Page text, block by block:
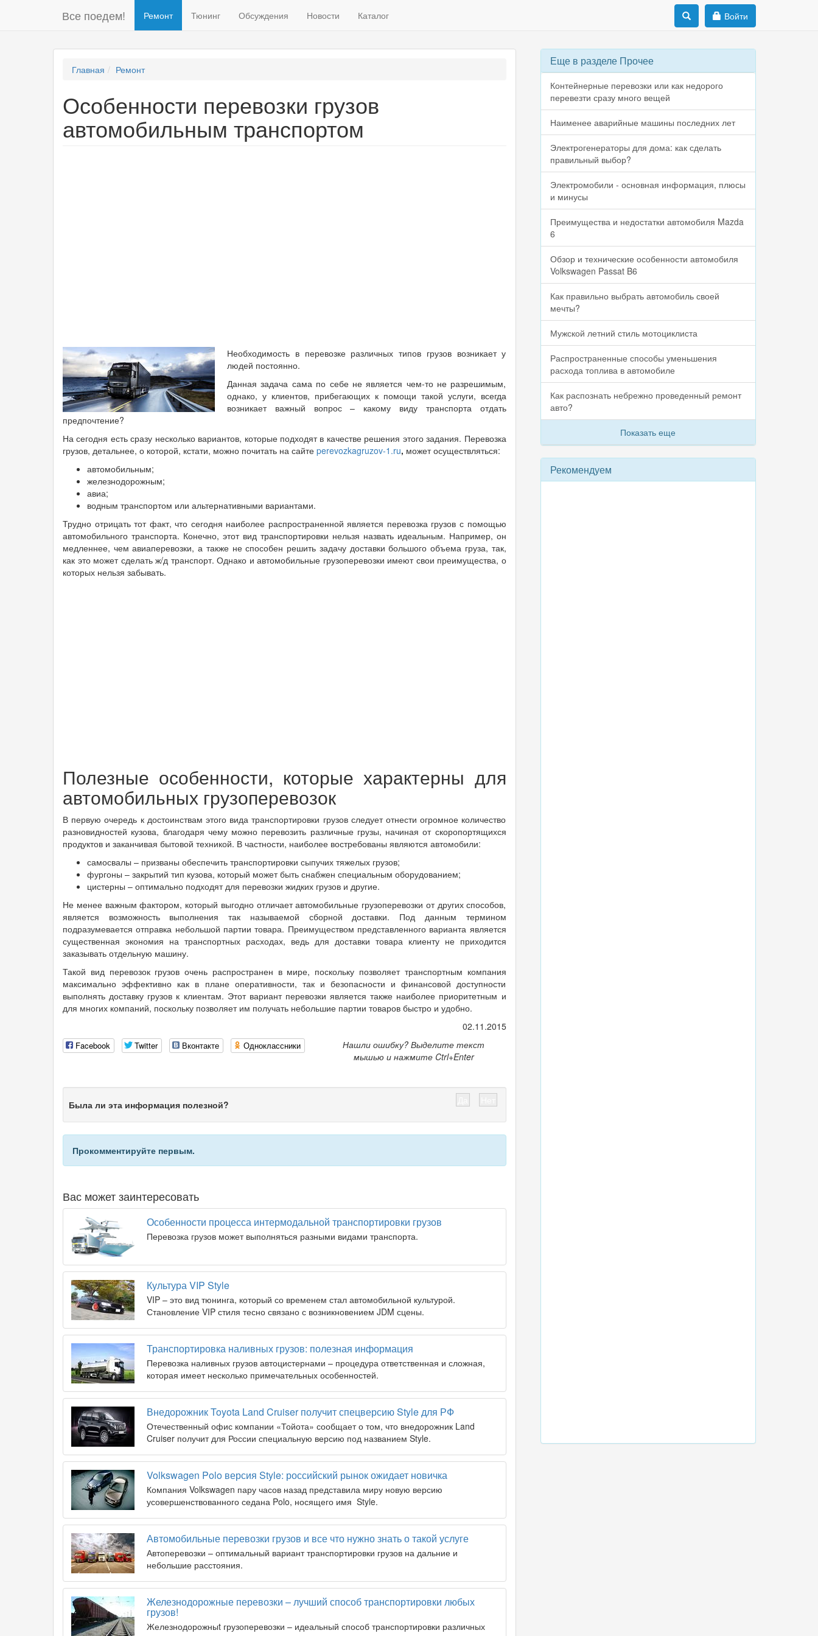
Все поедем! Ремонт Тюнинг Обсуждения Новости Каталог Войти
Главная Ремонт
Особенности перевозки грузов
автомобильным транспортом
Необходимость в перевозке различных типов грузов возникает у
людей постоянно.
Данная задача сама по себе не является чем-то не разрешимым,
однако, у клиентов, прибегающих к помощи такой услуги, всегда
возникает важный вопрос – какому виду транспорта отдать
предпочтение?
На сегодня есть сразу несколько вариантов, которые подходят в качестве решения этого задания. Перевозка
грузов, детальнее, о которой, кстати, можно почитать на сайте perevozkagruzov-1.ru, может осуществляться:
автомобильным;
железнодорожным;
авиа;
водным транспортом или альтернативными вариантами.
Трудно отрицать тот факт, что сегодня наиболее распространенной является перевозка грузов с помощью
автомобильного транспорта. Конечно, этот вид транспортировки нельзя назвать идеальным. Например, он
медленнее, чем авиаперевозки, а также не способен решить задачу доставки большого объема груза, так,
как это может сделать ж/д транспорт. Однако и автомобильные грузоперевозки имеют свои преимущества, о
которых нельзя забывать.
Полезные особенности, которые характерны для
автомобильных грузоперевозок
В первую очередь к достоинствам этого вида транспортировки грузов следует отнести огромное количество
разновидностей кузова, благодаря чему можно перевозить различные грузы, начиная от скоропортящихся
продуктов и заканчивая бытовой техникой. В частности, наиболее востребованы являются автомобили:
самосвалы – призваны обеспечить транспортировки сыпучих тяжелых грузов;
фургоны – закрытий тип кузова, который может быть снабжен специальным оборудованием;
цистерны – оптимально подходят для перевозки жидких грузов и другие.
Не менее важным фактором, который выгодно отличает автомобильные грузоперевозки от других способов,
является возможность выполнения так называемой сборной доставки. Под данным термином
подразумевается отправка небольшой партии товара. Преимуществом представленного варианта является
существенная экономия на транспортных расходах, ведь для доставки товара клиенту не приходится
заказывать отдельную машину.
Такой вид перевозок грузов очень распространен в мире, поскольку позволяет транспортным компания
максимально эффективно как в плане оперативности, так и безопасности и финансовой доступности
выполнять доставку грузов к клиентам. Этот вариант перевозки является также наиболее приоритетным и
для многих компаний, поскольку позволяет им получать небольшие партии товаров быстро и удобно.
02.11.2015
Facebook Twitter Вконтакте Одноклассники
Нашли ошибку? Выделите текст
мышью и нажмите Ctrl+Enter
Была ли эта информация полезной?
Прокомментируйте первым.
Вас может заинтересовать
Особенности процесса интермодальной транспортировки грузов
Перевозка грузов может выполняться разными видами транспорта.
Культура VIP Style
VIP – это вид тюнинга, который со временем стал автомобильной культурой.
Становление VIP стиля тесно связано с возникновением JDM сцены.
Транспортировка наливных грузов: полезная информация
Перевозка наливных грузов автоцистернами – процедура ответственная и сложная,
которая имеет несколько примечательных особенностей.
Внедорожник Toyota Land Cruiser получит спецверсию Style для РФ
Отечественный офис компании «Тойота» сообщает о том, что внедорожник Land
Cruiser получит для России специальную версию под названием Style.
Volkswagen Polo версия Style: российский рынок ожидает новичка
Компания Volkswagen пару часов назад представила миру новую версию
усовершенствованного седана Polo, носящего имя Style.
Автомобильные перевозки грузов и все что нужно знать о такой услуге
Автоперевозки – оптимальный вариант транспортировки грузов на дальние и
небольшие расстояния.
Железнодорожные перевозки – лучший способ транспортировки любых
грузов!
Железнодорожныt грузоперевозки – идеальный способ транспортировки различных
Еще в разделе Прочее
Контейнерные перевозки или как недорого
перевезти сразу много вещей
Наименее аварийные машины последних лет
Электрогенераторы для дома: как сделать
правильный выбор?
Электромобили - основная информация, плюсы
и минусы
Преимущества и недостатки автомобиля Mazda
6
Обзор и технические особенности автомобиля
Volkswagen Passat B6
Как правильно выбрать автомобиль своей
мечты?
Мужской летний стиль мотоциклиста
Распространенные способы уменьшения
расхода топлива в автомобиле
Как распознать небрежно проведенный ремонт
авто?
Показать еще
Рекомендуем